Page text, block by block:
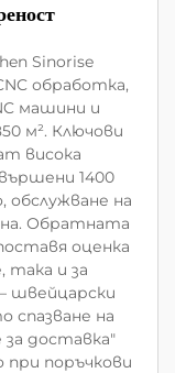
Sinorise
обработка,
машини и
м². Ключови
висока
1400
на
Обратната
оценка
така и за
швейцарски
спазване на
доставка"
поръчкови